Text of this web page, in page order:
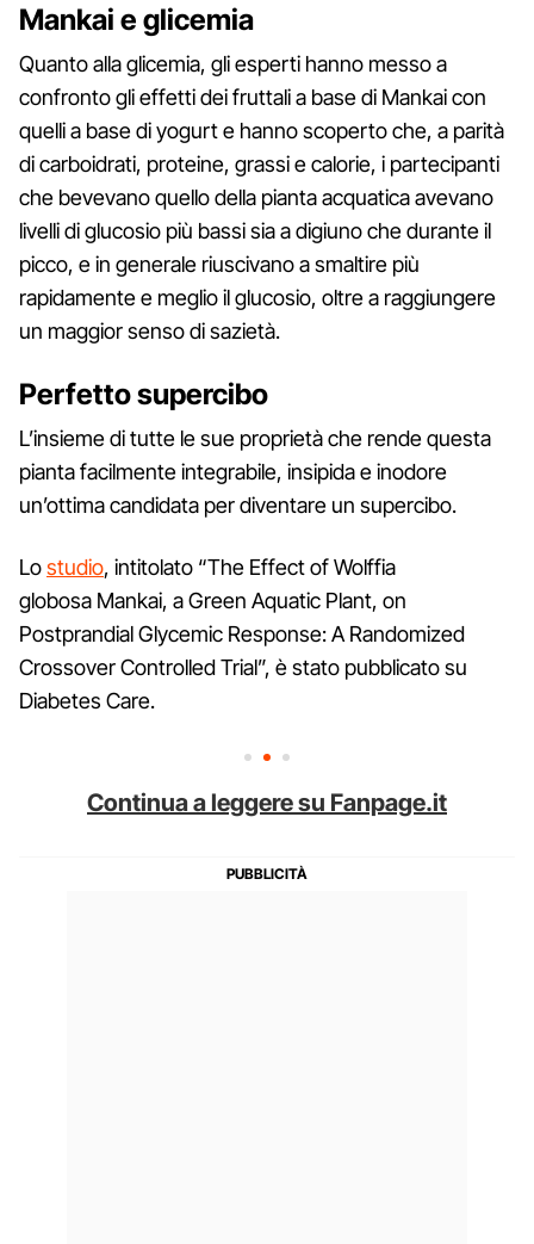
Mankai e glicemia
Quanto alla glicemia, gli esperti hanno messo a
confronto gli effetti dei fruttali a base di Mankai con
quelli a base di yogurt e hanno scoperto che, a parità
di carboidrati, proteine, grassi e calorie, i partecipanti
che bevevano quello della pianta acquatica avevano
livelli di glucosio più bassi sia a digiuno che durante il
picco, e in generale riuscivano a smaltire più
rapidamente e meglio il glucosio, oltre a raggiungere
un maggior senso di sazietà.
Perfetto supercibo
L’insieme di tutte le sue proprietà che rende questa
pianta facilmente integrabile, insipida e inodore
un’ottima candidata per diventare un supercibo.
Lostudio, intitolato “The Effect of Wolffia
globosa Mankai, a Green Aquatic Plant, on
Postprandial Glycemic Response: A Randomized
Crossover Controlled Trial”, è stato pubblicato su
Diabetes Care.
Continua a leggere su Fanpage.it